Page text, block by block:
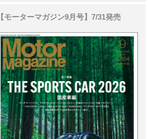
【モーターマガジン9月号】7/31発売